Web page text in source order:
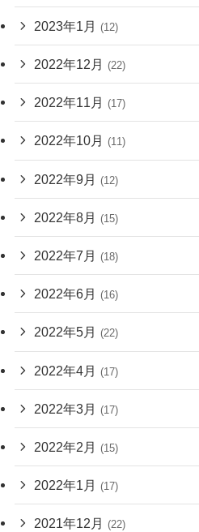
2023年1月 (12)
2022年12月 (22)
2022年11月 (17)
2022年10月 (11)
2022年9月 (12)
2022年8月 (15)
2022年7月 (18)
2022年6月 (16)
2022年5月 (22)
2022年4月 (17)
2022年3月 (17)
2022年2月 (15)
2022年1月 (17)
2021年12月 (22)